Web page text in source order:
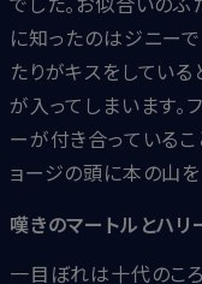
に知ったのはジニー
たりがキスをしてい
が入ってしまいます。
ーが付き合っているこ
ョージの頭に本の山
嘆きのマートルとハリ
一目ぼれは十代のこ